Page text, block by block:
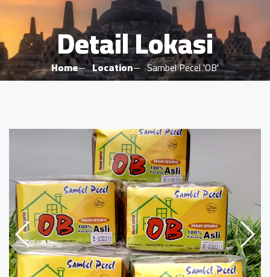
Detail Lokasi
Home Location Sambel Pecel 'OB'